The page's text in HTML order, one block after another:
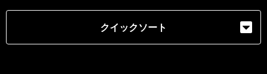
クイックソート